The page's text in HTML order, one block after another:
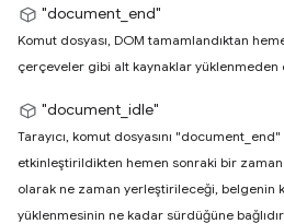
"document_end"
Komut dosyası, DOM tamamlandıktan
çerçeveler gibi alt kaynaklar yüklenmeden
"document_idle"
Tarayıcı, komut dosyasını
etkinleştirildikten hemen sonraki bir
olarak ne zaman yerleştirileceği, belgenin
yüklenmesinin ne kadar sürdüğüne